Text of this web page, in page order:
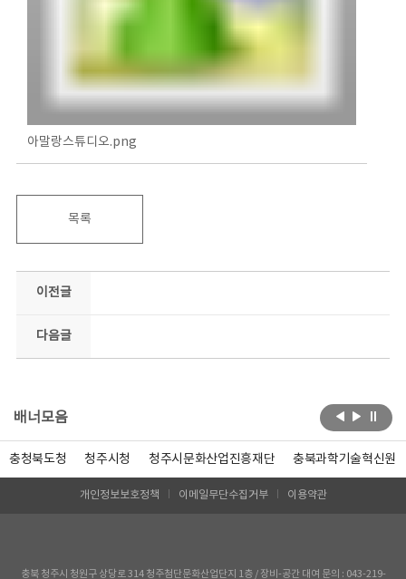
아말랑스튜디오.png
목록
이전글
다음글
배너모음
충청북도청 청주시청 청주시문화산업진흥재단 충북과학기술혁신원
개인정보보호정책 이메일무단수집거부 이용약관
충북 청주시 청원구 상당로 314 청주첨단문화산업단지 1층 / 장비-공간 대여 문의 : 043-219-